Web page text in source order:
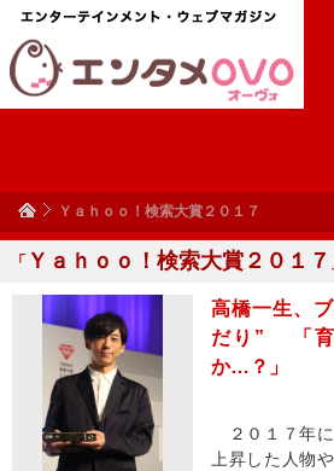
Ｙａｈｏｏ！検索大賞２０１７
「 Ｙａｈｏｏ！検索大賞２０１７
高橋一生、
だり” 「育
か…？」
２０１７年に
上昇した人物